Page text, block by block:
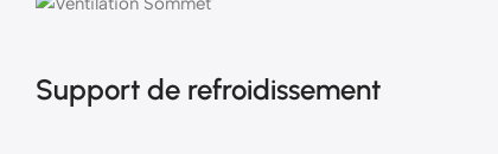
Support de refroidissement